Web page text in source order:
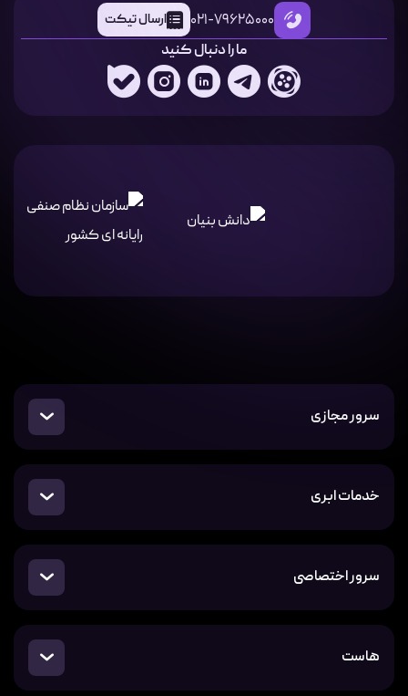
021-79625000 ارسال تیکت
ما را دنبال کنید
سرور مجازی
خدمات ابری
سرور اختصاصی
هاست